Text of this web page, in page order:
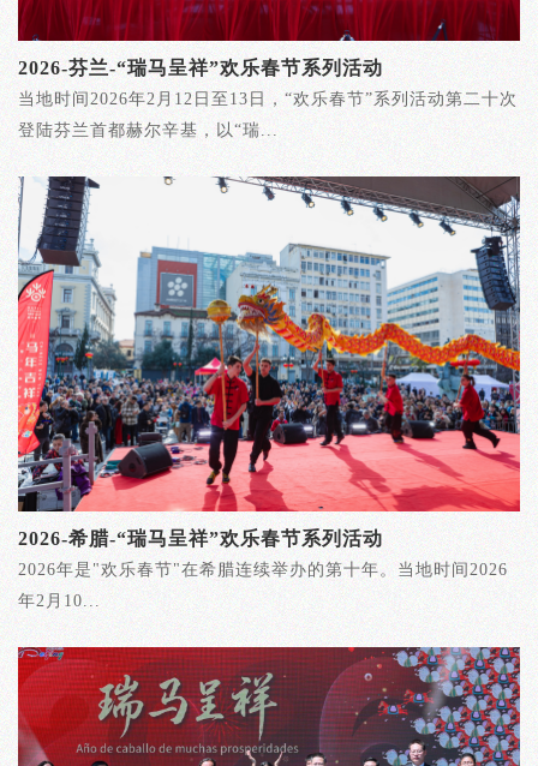
2026-芬兰-“瑞马呈祥”欢乐春节系列活动
当地时间2026年2月12日至13日，“欢乐春节”系列活动第二十次
登陆芬兰首都赫尔辛基，以“瑞...
2026-希腊-“瑞马呈祥”欢乐春节系列活动
2026年是"欢乐春节"在希腊连续举办的第十年。当地时间2026
年2月10...